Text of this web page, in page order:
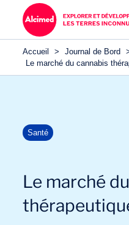
Accueil > Journal de Bord
Le marché du cannabis
Santé
Le marché